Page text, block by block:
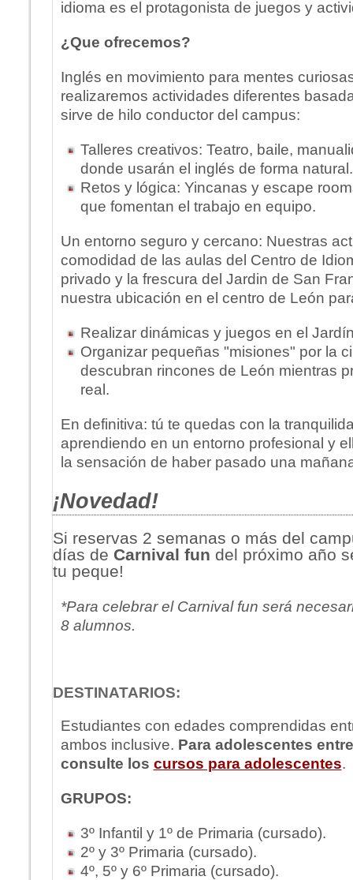
idioma es el protagonista de juegos y
¿Que ofrecemos?
Inglés en movimiento para mentes
realizaremos actividades diferentes
sirve de hilo conductor del campus:
Talleres creativos: Teatro, baile,
donde usarán el inglés de forma natural.
Retos y lógica: Yincanas y escape
que fomentan el trabajo en equipo.
Un entorno seguro y cercano: Nuestras
comodidad de las aulas del Centro de
privado y la frescura del Jardin de San
nuestra ubicación en el centro de León
Realizar dinámicas y juegos en el
Organizar pequeñas "misiones" por la
descubran rincones de León mientras
real.
En definitiva: tú te quedas con la
aprendiendo en un entorno profesional y
la sensación de haber pasado una
¡Novedad!
Si reservas 2 semanas o más del
días de Carnival fun del próximo año
tu peque!
*Para celebrar el Carnival fun será
8 alumnos.
DESTINATARIOS:
Estudiantes con edades comprendidas
ambos inclusive. Para adolescentes
consulte los cursos para adolescentes.
GRUPOS:
3º Infantil y 1º de Primaria (cursado).
2º y 3º Primaria (cursado).
4º, 5º y 6º Primaria (cursado).